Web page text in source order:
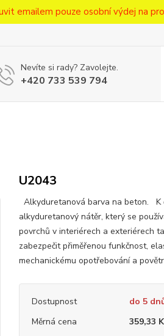
emailem pouze osobní výdej na
Nevíte si rady? Zavolejte.
+420 733 539 794
U2043
Alkyduretanová barva na beton. K
alkyduretanový nátěr, který se
povrchů v interiérech a exteriérech
zabezpečit přiměřenou funkčnost,
mechanickému opotřebování a
Dostupnost
do 5
Měrná cena
359,33